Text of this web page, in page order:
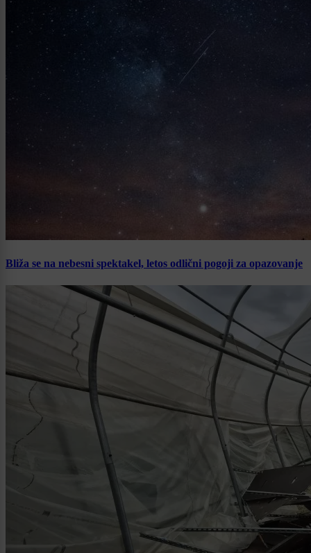
Bliža se na nebesni spektakel, letos odlični pogoji za opazovanje